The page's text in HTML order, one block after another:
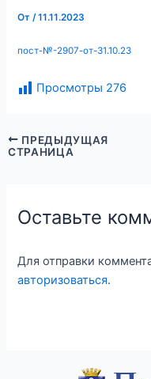
От /11.11.2023
пост-№-2907-от-31.10.23
Просмотры 276
ПРЕДЫДУЩАЯ
СТРАНИЦА
Оставьте
Для отправки
авторизоваться.